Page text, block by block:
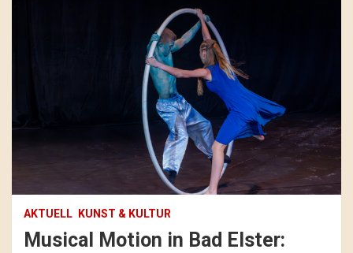
AKTUELL KUNST & KULTUR
Musical Motion in Bad Elster: